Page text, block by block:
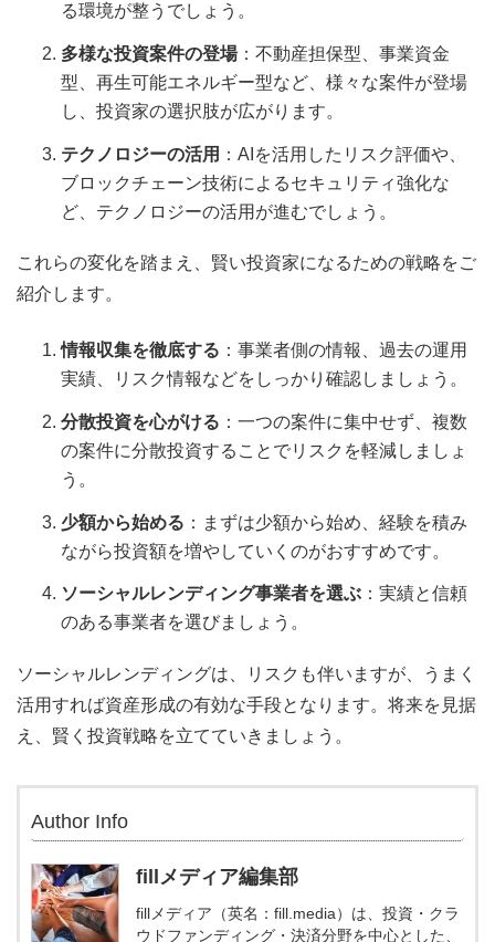
る環境が整うでしょう。
多様な投資案件の登場：不動産担保型、事業資金
型、再生可能エネルギー型など、様々な案件が登場
し、投資家の選択肢が広がります。
テクノロジーの活用 ：AIを活用したリスク評価や、
ブロックチェーン技術によるセキュリティ強化な
ど、テクノロジーの活用が進むでしょう。
これらの変化を踏まえ、賢い投資家になるための戦略をご
紹介します。
情報収集を徹底する ：事業者側の情報、過去の運用
実績、リスク情報などをしっかり確認しましょう。
分散投資を心がける ：一つの案件に集中せず、複数
の案件に分散投資することでリスクを軽減しましょ
う。
少額から始める ：まずは少額から始め、経験を積み
ながら投資額を増やしていくのがおすすめです。
ソーシャルレンディング事業者を選ぶ ：実績と信頼
のある事業者を選びましょう。
ソーシャルレンディングは、リスクも伴いますが、うまく
活用すれば資産形成の有効な手段となります。将来を見据
え、賢く投資戦略を立てていきましょう。
Author Info
fillメディア編集部
fillメディア（英名：fill.media）は、投資・クラ
ウドファンディング・決済分野を中心とした、